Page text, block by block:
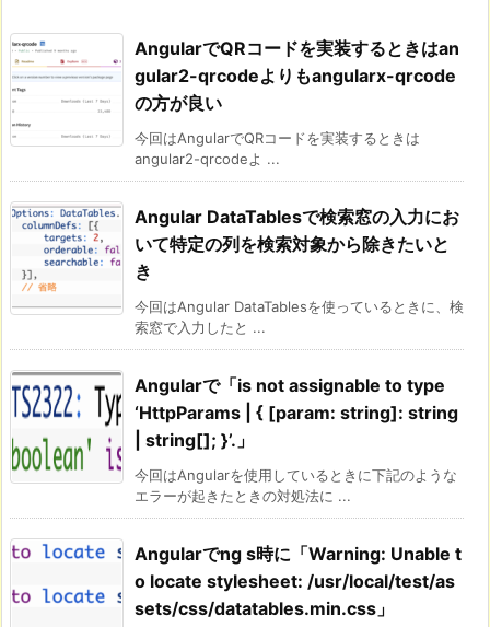
AngularでQRコードを実装するときはan
gular2-qrcodeよりもangularx-qrcode
の方が良い
今回はAngularでQRコードを実装するときは
angular2-qrcodeよ ...
Angular DataTablesで検索窓の入力にお
いて特定の列を検索対象から除きたいと
き
今回はAngular DataTablesを使っているときに、検
索窓で入力したと ...
Angularで「is not assignable to type
‘HttpParams | { [param: string]: string
| string[]; }’.」
今回はAngularを使用しているときに下記のような
エラーが起きたときの対処法に ...
Angularでng s時に「Warning: Unable t
o locate stylesheet: /usr/local/test/as
sets/css/datatables.min.css」